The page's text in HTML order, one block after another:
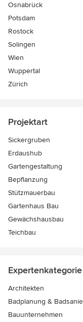
Osnabrück
Potsdam
Rostock
Solingen
Wien
Wuppertal
Zürich
Projektart
Sickergruben
Erdaushub
Gartengestaltung
Bepflanzung
Stützmauerbau
Gartenhaus Bau
Gewächshausbau
Teichbau
Expertenkategorie
Architekten
Badplanung &
Bauunternehmen